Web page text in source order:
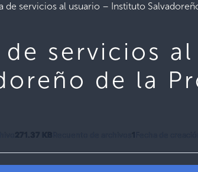
de servicios al usuario – Instituto
de servicios
de la
271.37 KB 1